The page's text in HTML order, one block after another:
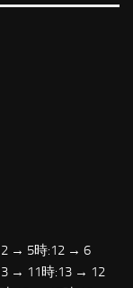
→ 5時:12 → 6
→ 11時:13 → 12